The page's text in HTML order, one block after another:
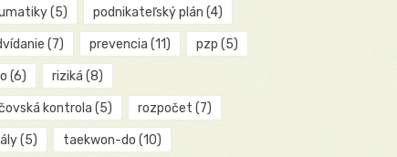
(5) podnikateľský plán (4)
(7) prevencia (11) pzp (5)
(6) riziká (8)
kontrola (5) rozpočet (7)
(5) taekwon-do (10)